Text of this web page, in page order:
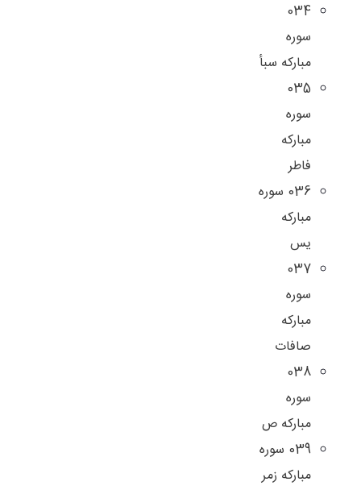
034
سوره
مبارکه سبأ
035
سوره
مبارکه
فاطر
036 سوره
مبارکه
یس
037
سوره
مبارکه
صافات
038
سوره
مبارکه ص
039 سوره
مبارکه زمر